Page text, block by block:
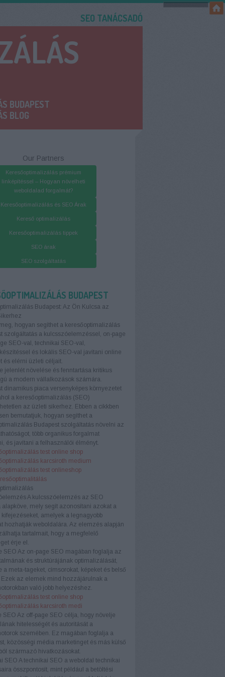
SEO TANÁCSADÓ
BUDAPEST
BLOG
Our Partners
Keresőoptimalizálás prémium
linképítéssel – Hogyan növelheti
weboldalad forgalmát?
Keresőoptimalizálás és SEO Árak
Kereső optimalizálás
Keresőoptimalizálás tippek
SEO árak
SEO szolgáltatás
BUDAPEST
Budapest: Az Ön Kulcsa az
hogyan segíthet a keresőoptimalizálás
szolgáltatás a kulcsszóelemzéssel, on-page
SEO-val, technikai SEO-val,
és lokális SEO-val javítani online
és elérni üzleti céljait.
jelenlét növelése és fenntartása kritikus
a modern vállalkozások számára.
dinamikus piaca versenyképes környezetet
a keresőoptimalizálás (SEO)
az üzleti sikerhez. Ebben a cikkben
bemutatjuk, hogyan segíthet a
Budapest szolgáltatás növelni az
több organikus forgalmat
és javítani a felhasználói élményt.
test online shop
karcsiroth medium
test onlineshop
A kulcsszóelemzés az SEO
alapköve, mely segít azonosítani azokat a
kifejezéseket, amelyek a legnagyobb
hozhatják weboldalára. Az elemzés alapján
tartalmait, hogy a megfelelő
érje el.
SEO Az on-page SEO magában foglalja az
és struktúrájának optimalizálását,
a meta-tageket, címsorokat, képeket és belső
Ezek az elemek mind hozzájárulnak a
való jobb helyezéshez.
test online shop
karcsiroth medi
SEO Az off-page SEO célja, hogy növelje
hitelességét és autoritását a
szemében. Ez magában foglalja a
közösségi média marketinget és más külső
származó hivatkozásokat.
SEO A technikai SEO a weboldal technikai
összpontosít, mint például a betöltési